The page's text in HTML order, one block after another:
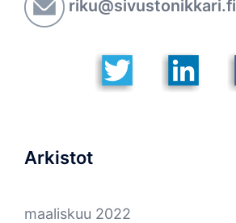
riku@sivustonikkari.fi
Arkistot
maaliskuu 2022